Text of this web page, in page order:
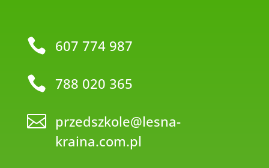
 607 774 987
 788 020 365
 przedszkole@lesna-
kraina.com.pl